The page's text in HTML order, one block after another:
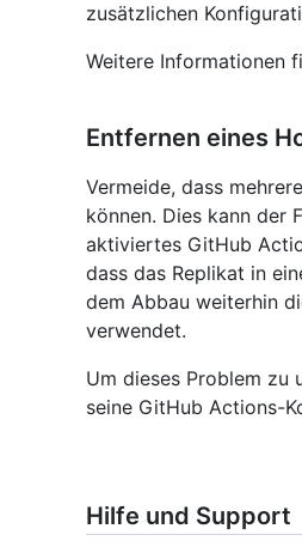
zusätzlichen
Weitere Informationen
Entfernen eines
Vermeide, dass
können. Dies kann der
aktiviertes GitHub
dass das Replikat in
dem Abbau weiterhin
verwendet.
Um dieses Problem zu
seine GitHub Actions-
Hilfe und Support